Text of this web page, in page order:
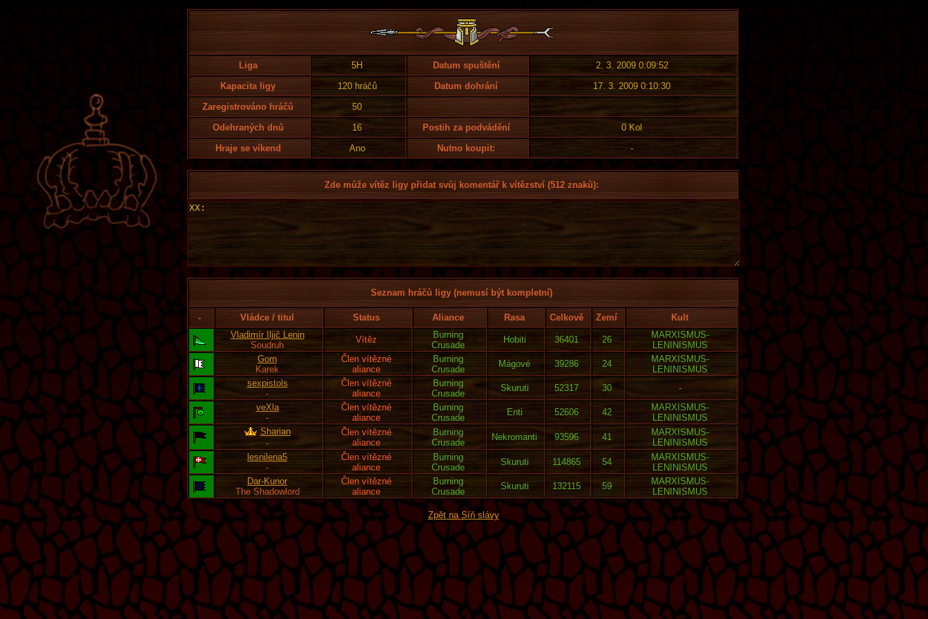
Liga 5H Datum spuštění
2. 3. 2009 0:09:52
Kapacita ligy
120 hráčů Datum dohrání
17. 3. 2009 0:10:30
Zaregistrováno hráčů
50
Odehraných dnů
16 Postih za podvádění
0 Kol
Hraje se víkend
Ano Nutno koupit: -
Zde může vítěz ligy přidat svůj komentář k vítězství (512 znaků):
Seznam hráčů ligy (nemusí být kompletní)
- Vládce / titul Status Aliance Rasa Celkově Zemí
Kult
Vladimír Iljič Lenin
Soudruh
Vítěz
Burning
Crusade
Hobiti 36401 26
MARXISMUS-
LENINISMUS
Gorn
Karek
Člen vítězné
aliance
Burning
Crusade
Mágové 39286 24
MARXISMUS-
LENINISMUS
sexpistols
-
Člen vítězné
aliance
Burning
Crusade
Skuruti 52317 30
-
veXla
-
Člen vítězné
aliance
Burning
Crusade
Enti 52606 42
MARXISMUS-
LENINISMUS
Sharian
-
Člen vítězné
aliance
Burning
Crusade
Nekromanti 93596 41
MARXISMUS-
LENINISMUS
lesnilena5
-
Člen vítězné
aliance
Burning
Crusade
Skuruti 114865 54
MARXISMUS-
LENINISMUS
Dar-Kunor
The Shadowlord
Člen vítězné
aliance
Burning
Crusade
Skuruti 132115 59
MARXISMUS-
LENINISMUS
Zpět na Síň slávy